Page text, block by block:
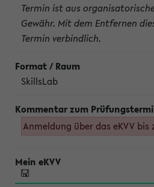
Termin ist aus
Gewähr. Mit dem Entfernen
Termin verbindlich.
SkillsLab
Anmeldung über das eKVV bis